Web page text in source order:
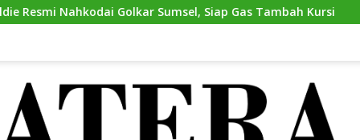
Golkar Sumsel, Siap Gas Tambah Kursi Andie